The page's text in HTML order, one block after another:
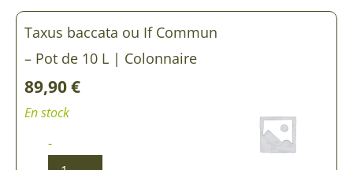
Taxus baccata ou If Commun
– Pot de 10 L | Colonnaire
89,90€
En stock
-